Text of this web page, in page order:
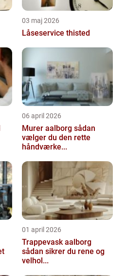
03 maj 2026
Låseservice thisted
06 april 2026
Murer aalborg sådan
vælger du den rette
håndværke...
01 april 2026
Trappevask aalborg
sådan sikrer du rene og
velhol...